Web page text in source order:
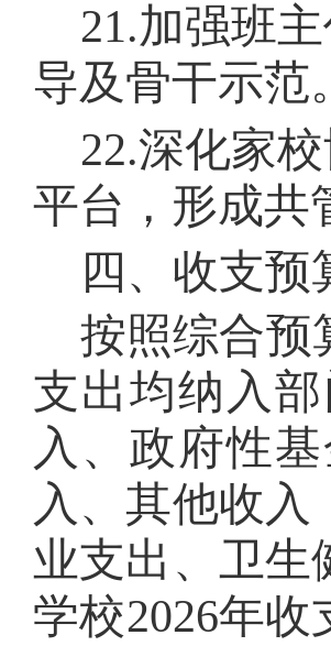
21.加强班
导及骨干示范。
22.深化家
平台，形成共
四、收支预
按照综合预
支出均纳入
入、政府性
入、其他收
业支出、卫生
学校2026年收